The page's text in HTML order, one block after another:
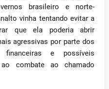
brasileiro e norte-
vinha tentando evitar a
que ela poderia abrir
agressivas por parte dos
financeiras e possíveis
ao combate ao chamado